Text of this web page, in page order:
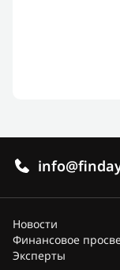
Новости
Финансовое
Эксперты